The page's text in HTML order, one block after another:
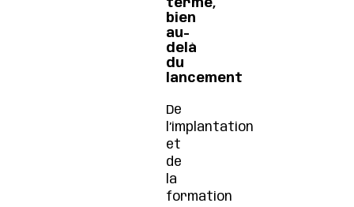
terme,
bien
au-
delà
du
lancement
De
l’implantation
et
de
la
formation